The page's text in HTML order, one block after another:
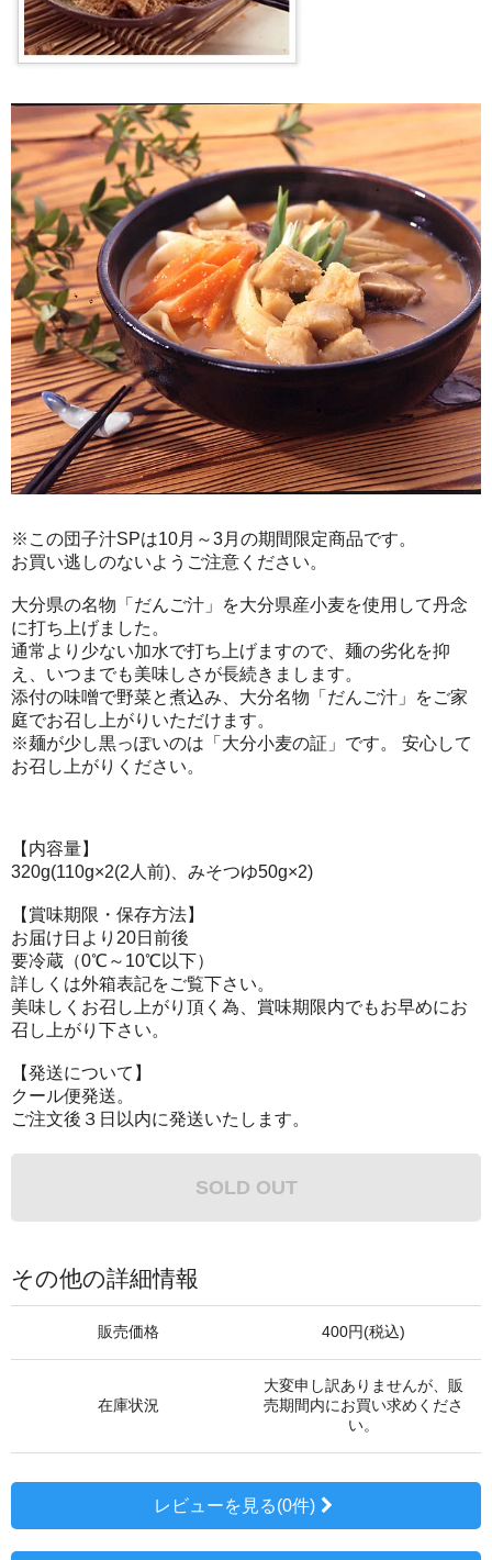
※この団子汁SPは10月～3月の期間限定商品です。
お買い逃しのないようご注意ください。
大分県の名物「だんご汁」を大分県産小麦を使用して丹念
に打ち上げました。
通常より少ない加水で打ち上げますので、麺の劣化を抑
え、いつまでも美味しさが長続きまします。
添付の味噌で野菜と煮込み、大分名物「だんご汁」をご家
庭でお召し上がりいただけます。
※麺が少し黒っぽいのは「大分小麦の証」です。 安心して
お召し上がりください。
【内容量】
320g(110g×2(2人前)、みそつゆ50g×2)
【賞味期限・保存方法】
お届け日より20日前後
要冷蔵（0℃～10℃以下）
詳しくは外箱表記をご覧下さい。
美味しくお召し上がり頂く為、賞味期限内でもお早めにお
召し上がり下さい。
【発送について】
クール便発送。
ご注文後３日以内に発送いたします。
SOLD OUT
その他の詳細情報
販売価格 400円(税込)
在庫状況
大変申し訳ありませんが、販
売期間内にお買い求めくださ
い。
レビューを見る(0件)